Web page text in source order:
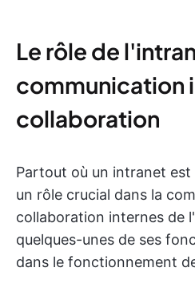
Le rôle de
communication
collaboration
Partout où un intranet est
un rôle crucial dans la
collaboration internes de
quelques-unes de ses
dans le fonctionnement